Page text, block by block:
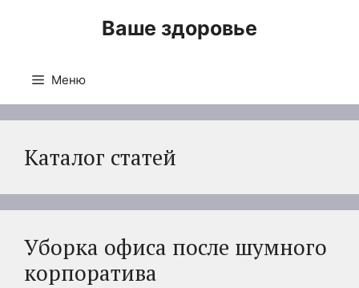
Ваше здоровье
Меню
Каталог статей
Уборка офиса после шумного
корпоратива